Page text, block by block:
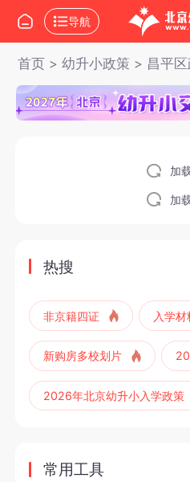
导航
首页> 幼升小政策 > 昌平
加
加
热搜
非京籍四证 入学材
新购房多校划片
2026年北京幼升小入学政策
2027年非京籍幼升小
常用工具